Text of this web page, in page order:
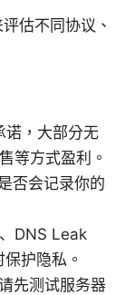
估不同协议、
诺，大部分无
等方式盈利。
否会记录你的
DNS Leak
护隐私。
先测试服务器